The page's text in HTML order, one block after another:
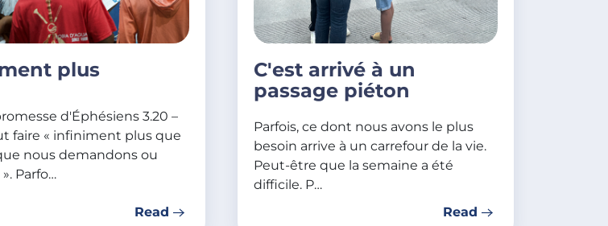
plus
d'Éphésiens 3.20 –
faire « infiniment plus que
nous demandons ou
Parfo…
Read
C'est arrivé à un
passage piéton
Parfois, ce dont nous avons le plus
besoin arrive à un carrefour de la vie.
Peut-être que la semaine a été
difficile. P…
Read